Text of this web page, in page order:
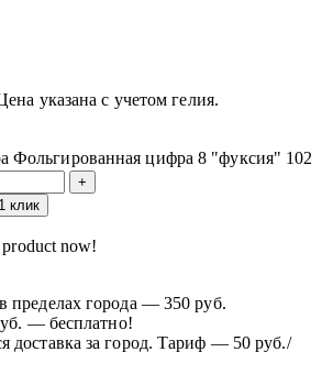
указана с учетом гелия.
Фольгированная цифра 8 "фуксия" 102
клик
now!
пределах города — 350 руб.
— бесплатно!
доставка за город. Тариф — 50 руб./